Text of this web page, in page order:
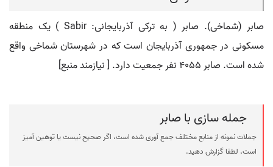
صابر (شماخی). صابر ( به ترکی آذربایجانی: Sabir ) یک منطقه
مسکونی در جمهوری آذربایجان است که در شهرستان شماخی واقع
شده است. صابر ۴۰۵۵ نفر جمعیت دارد. [ نیازمند منبع]
جمله سازی با صابر
جملات نمونه از منابع مختلف جمع آوری شده است، اگر صحیح نیست یا توهین آمیز
است، لطفا گزارش دهید.